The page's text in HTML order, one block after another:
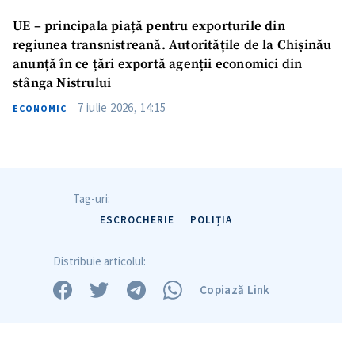
UE – principala piață pentru exporturile din
regiunea transnistreană. Autoritățile de la Chișinău
anunță în ce țări exportă agenții economici din
stânga Nistrului
ECONOMIC 7 iulie 2026, 14:15
Tag-uri:
ESCROCHERIE POLIȚIA
Distribuie articolul:
Copiază Link